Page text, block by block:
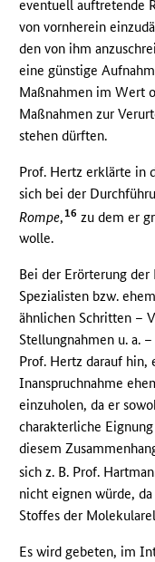
eventuell auftretende
von vornherein
den von ihm
eine günstige
Maßnahmen im Wert
Maßnahmen zur
stehen dürften.
Prof. Hertz erklärte in
sich bei der
Rompe,16 zu dem er
wolle.
Bei der Erörterung
Spezialisten bzw.
ähnlichen Schritten –
Stellungnahmen u. a.
Prof. Hertz darauf hin,
Inanspruchnahme
einzuholen, da er
charakterliche
diesem
sich z. B. Prof.
nicht eignen würde,
Stoffes der
Es wird gebeten, im